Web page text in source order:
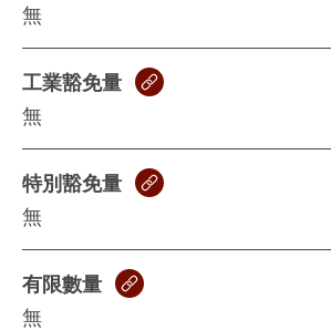
無
工業豁免量
無
特別豁免量
無
有限數量
無